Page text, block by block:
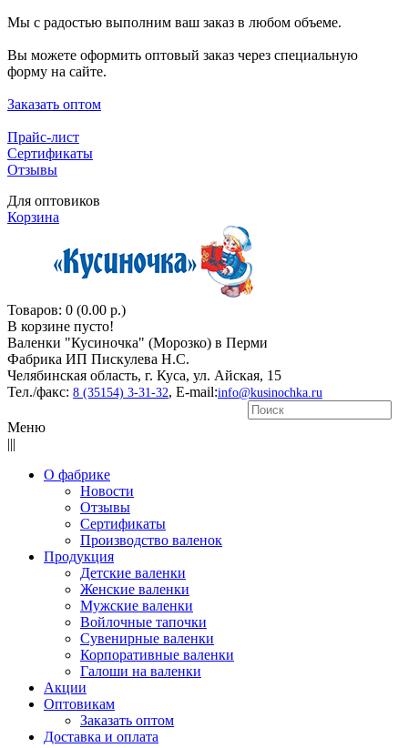
Мы с радостью выполним ваш заказ в любом объеме.
Вы можете оформить оптовый заказ через специальную
форму на сайте.
Заказать оптом
Прайс-лист
Сертификаты
Отзывы
Для оптовиков
Корзина
Товаров: 0 (0.00 р.)
В корзине пусто!
Валенки "Кусиночкa" (Морозко) в Перми
Фабрика ИП Пискулева Н.С.
Челябинская область, г. Куса, ул. Айская, 15
Тел./факс: 8 (35154) 3-31-32, E-mail:info@kusinochka.ru
Меню
|||
О фабрике
Новости
Отзывы
Сертификаты
Производство валенок
Продукция
Детские валенки
Женские валенки
Мужские валенки
Войлочные тапочки
Сувенирные валенки
Корпоративные валенки
Галоши на валенки
Акции
Оптовикам
Заказать оптом
Доставка и оплата